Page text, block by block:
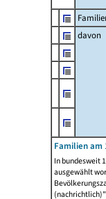
davon
Familien am
In bundesweit
ausgewählt